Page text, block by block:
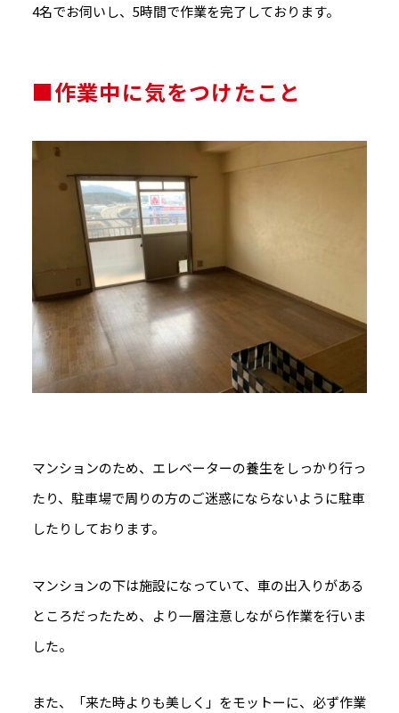
4名でお伺いし、5時間で作業を完了しております。
■作業中に気をつけたこと
マンションのため、エレベーターの養生をしっかり行っ
たり、駐車場で周りの方のご迷惑にならないように駐車
したりしております。
マンションの下は施設になっていて、車の出入りがある
ところだったため、より一層注意しながら作業を行いま
した。
また、「来た時よりも美しく」をモットーに、必ず作業